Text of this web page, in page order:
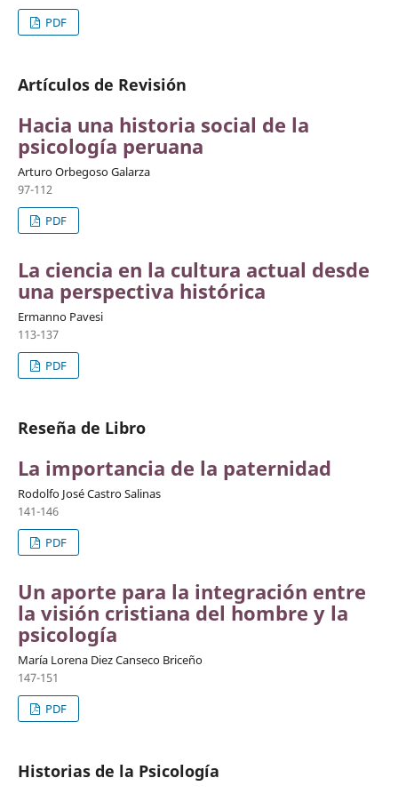
PDF
Artículos de Revisión
Hacia una historia social de la
psicología peruana
Arturo Orbegoso Galarza
97-112
PDF
La ciencia en la cultura actual desde
una perspectiva histórica
Ermanno Pavesi
113-137
PDF
Reseña de Libro
La importancia de la paternidad
Rodolfo José Castro Salinas
141-146
PDF
Un aporte para la integración entre
la visión cristiana del hombre y la
psicología
María Lorena Diez Canseco Briceño
147-151
PDF
Historias de la Psicología